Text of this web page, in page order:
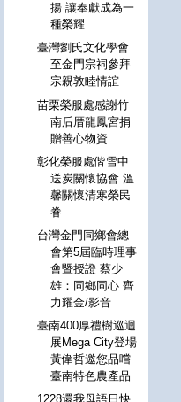
揚 讓奉獻成為一
種榮耀
臺灣劉氏文化學會
至金門宗祠參拜
宗親敦睦情誼
苗栗榮服處感謝竹
南后厝龍鳳宮捐
贈善心物資
彰化榮服處偕雪中
送炭關懷協會 溫
馨關懷清寒榮民
眷
台灣金門同鄉會總
會第5屆臨時理事
會暨授證 蔡少
雄：同鄉同心 齊
力耀金/影音
臺南400厚禮樹巡迴
展Mega City登場
黃偉哲邀您品嚐
臺南特色農產品
1228還我母語日快